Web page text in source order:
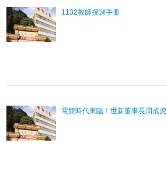
1132教師授課手冊
電競時代來臨！世新董事長周成